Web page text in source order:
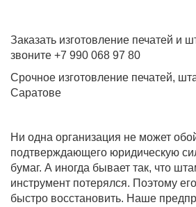
Заказать изготовление печатей и
звоните +7 990 068 97 80
Срочное изготовление печатей,
Саратове
Ни одна организация не может
подтверждающего юридическую
бумаг. А иногда бывает так, что
инструмент потерялся. Поэтому
быстро восстановить. Наше